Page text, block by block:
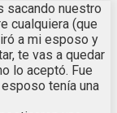
sacando nuestro
cualquiera (que
a mi esposo y
te vas a quedar
lo aceptó. Fue
tenía una